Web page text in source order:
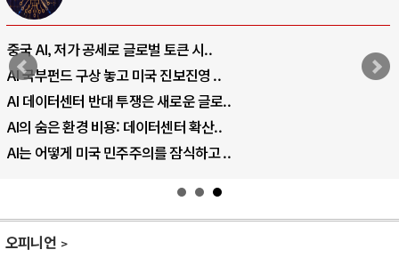
중국 AI, 저가 공세로 글로벌 토큰 시..
AI 국부펀드 구상 놓고 미국 진보진영 ..
AI 데이터센터 반대 투쟁은 새로운 글로..
AI의 숨은 환경 비용: 데이터센터 확산..
AI는 어떻게 미국 민주주의를 잠식하고 ..
오피니언